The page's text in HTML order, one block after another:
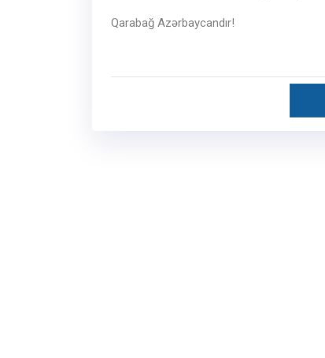
Qarabağ Azərbaycandır!